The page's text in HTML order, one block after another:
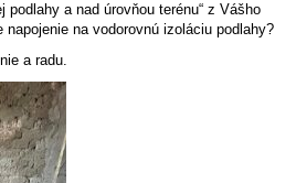
podlahy a nad úrovňou terénu“ z Vášho
napojenie na vodorovnú izoláciu podlahy?
a radu.